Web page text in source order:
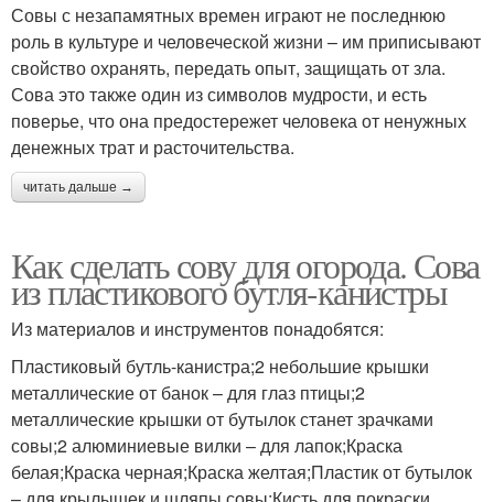
Совы с незапамятных времен играют не последнюю
роль в культуре и человеческой жизни – им приписывают
свойство охранять, передать опыт, защищать от зла.
Сова это также один из символов мудрости, и есть
поверье, что она предостережет человека от ненужных
денежных трат и расточительства.
читать дальше →
Как сделать сову для огорода. Сова
из пластикового бутля-канистры
Из материалов и инструментов понадобятся:
Пластиковый бутль-канистра;2 небольшие крышки
металлические от банок – для глаз птицы;2
металлические крышки от бутылок станет зрачками
совы;2 алюминиевые вилки – для лапок;Краска
белая;Краска черная;Краска желтая;Пластик от бутылок